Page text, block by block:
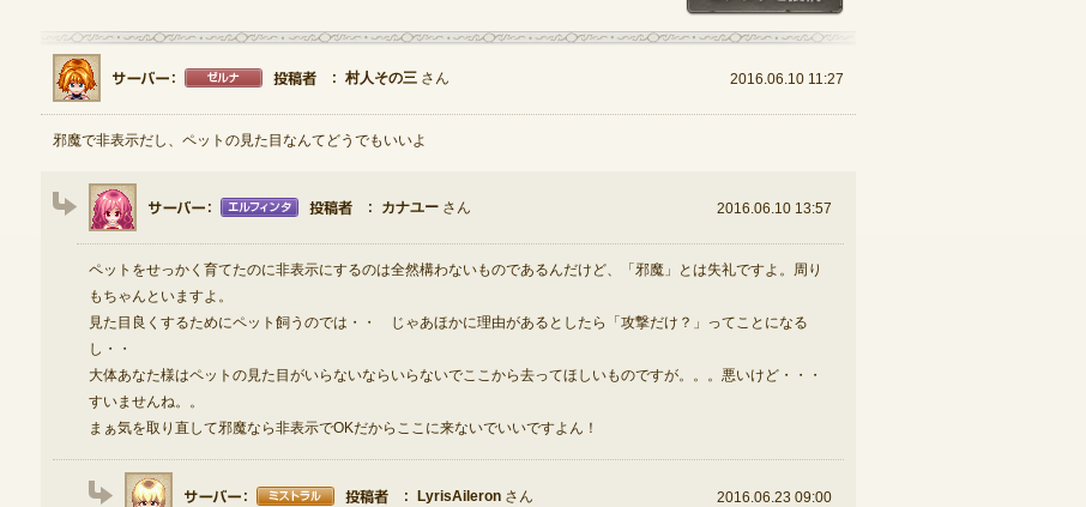
定期メンテナンス
毎週水曜日 10:30～14:00
※メンテナンス中はゲームをプレイできません。
村人その三 さん 2016.06.10 11:27
邪魔で非表示だし、ペットの見た目なんてどうでもいいよ
カナユー さん 2016.06.10 13:57
ペットをせっかく育てたのに非表示にするのは全然構わないものであるんだけど、「邪魔」とは失礼ですよ。周り
もちゃんといますよ。
見た目良くするためにペット飼うのでは・・ じゃあほかに理由があるとしたら「攻撃だけ？」ってことになる
し・・
大体あなた様はペットの見た目がいらないならいらないでここから去ってほしいものですが。。。悪いけど・・・
すいませんね。。
まぁ気を取り直して邪魔なら非表示でOKだからここに来ないでいいですよん！
LyrisAileron さん 2016.06.23 09:00